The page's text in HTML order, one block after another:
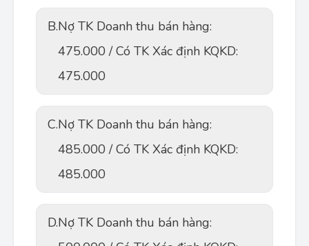
B.Nợ TK Doanh thu bán hàng:
475.000 / Có TK Xác định KQKD:
475.000
C.Nợ TK Doanh thu bán hàng:
485.000 / Có TK Xác định KQKD:
485.000
D.Nợ TK Doanh thu bán hàng: